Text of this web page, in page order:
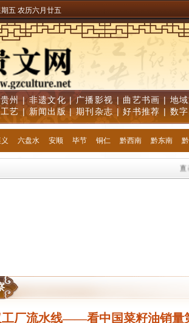
五 农历六月廿五
州|非遗文化 |广播影视 | 曲艺书画 | 地
艺 | 新闻出版|期刊杂志 |好书推荐 | 数
六盘水 安顺 毕节 铜仁 黔西南 黔东南
直击
工厂流水线——看中国菜籽油销量